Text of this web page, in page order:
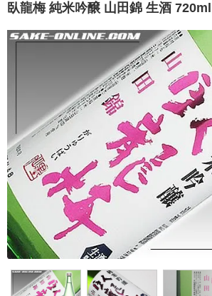
臥龍梅 純米吟醸 山田錦 生酒